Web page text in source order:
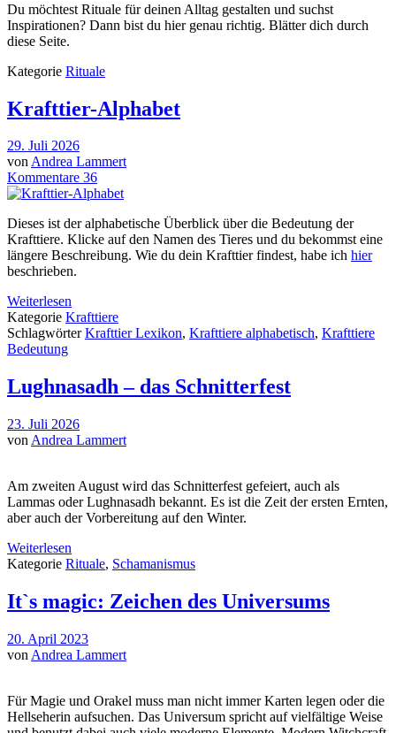
Du möchtest Rituale für deinen Alltag gestalten und suchst
Inspirationen? Dann bist du hier genau richtig. Blätter dich durch
diese Seite.
Kategorie Rituale
Krafttier-Alphabet
29. Juli 2026
vonAndrea Lammert
Kommentare 36
Dieses ist der alphabetische Überblick über die Bedeutung der
Krafttiere. Klicke auf den Namen des Tieres und du bekommst eine
längere Beschreibung. Wie du dein Krafttier findest, habe ich hier
beschrieben.
Weiterlesen
Kategorie Krafttiere
SchlagwörterKrafttier Lexikon, Krafttiere alphabetisch, Krafttiere
Bedeutung
Lughnasadh – das Schnitterfest
23. Juli 2026
von Andrea Lammert
Am zweiten August wird das Schnitterfest gefeiert, auch als
Lammas oder Lughnasadh bekannt. Es ist die Zeit der ersten Ernten,
aber auch der Vorbereitung auf den Winter.
Weiterlesen
Kategorie Rituale, Schamanismus
It`s magic: Zeichen des Universums
20. April 2023
von Andrea Lammert
Für Magie und Orakel muss man nicht immer Karten legen oder die
Hellseherin aufsuchen. Das Universum spricht auf vielfältige Weise